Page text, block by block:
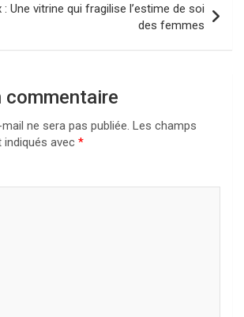
Une vitrine qui fragilise l’estime de soi
des femmes
commentaire
ne sera pas publiée. Les champs
avec *